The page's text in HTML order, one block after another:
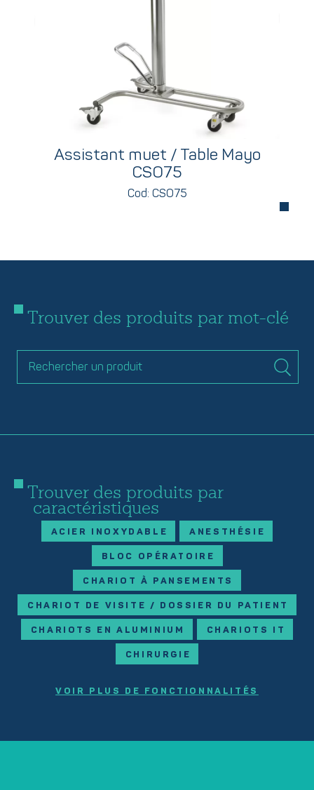
Assistant muet / Table Mayo
CSO75
Cod: CSO75
Trouver des produits par mot-clé
Trouver des produits par
caractéristiques
ACIER INOXYDABLE ANESTHÉSIE
BLOC OPÉRATOIRE
CHARIOT À PANSEMENTS
CHARIOT DE VISITE / DOSSIER DU PATIENT
CHARIOTS EN ALUMINIUM CHARIOTS IT
CHIRURGIE
VOIR PLUS DE FONCTIONNALITÉS